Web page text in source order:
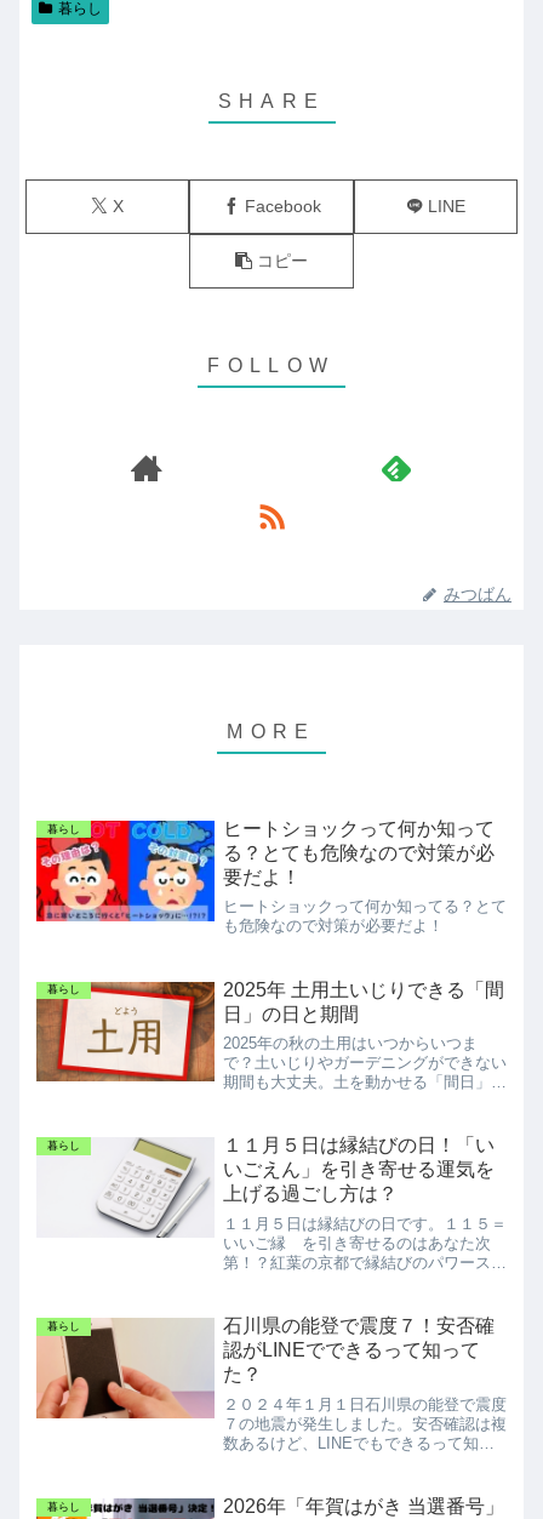
暮らし
X Facebook LINE
コピー
みつばん
暮らし
ヒートショックって何か知って
る？とても危険なので対策が必
要だよ！
ヒートショックって何か知ってる？とて
も危険なので対策が必要だよ！
暮らし
2025年 土用土いじりできる「間
日」の日と期間
2025年の秋の土用はいつからいつま
で？土いじりやガーデニングができない
期間も大丈夫。土を動かせる「間日」の
暮らし
１１月５日は縁結びの日！「い
いごえん」を引き寄せる運気を
上げる過ごし方は？
１１月５日は縁結びの日です。１１５＝
いいご縁 を引き寄せるのはあなた次
第！？紅葉の京都で縁結びのパワースポ
暮らし
石川県の能登で震度７！安否確
認がLINEでできるって知って
た？
２０２４年１月１日石川県の能登で震度
７の地震が発生しました。安否確認は複
数あるけど、LINEでもできるって知っ
いてもお伝えします。
暮らし
2026年「年賀はがき 当選番号」